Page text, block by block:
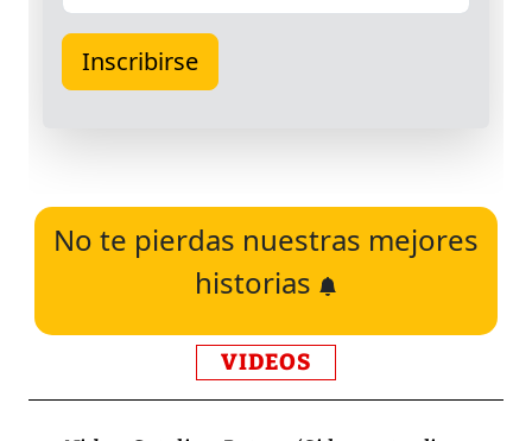
No te pierdas nuestras mejores
historias
VIDEOS